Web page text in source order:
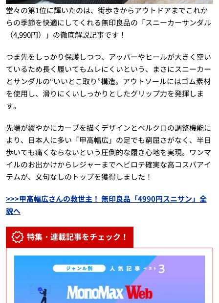
堂々の第1位に輝いたのは、街歩きからアウトドアまでこれか
らの季節を快適にしてくれる無印良品の「スニーカーサンダル
（4,990円）」の徹底解説記事です！
つま先をしっかり保護しつつ、アッパーやヒールが大きく空い
ているため長く履いてもムレにくいという、まさにスニーカー
とサンダルの“いいとこ取り”構造。アウトソールにはゴム素材
を使用し、滑りにくいしっかりとしたグリップ力を発揮しま
す。
先端が緩やかにカーブを描くデザインとベルクロの調整機能に
より、日本人に多い「甲高幅広」の足でも窮屈さがなく、半日
歩いても痛くならないという圧倒的な履き心地を実現。ワンマ
イルのお出かけからレジャーまでヘビロテ確実な高コスパアイ
テムが、文句なしのトップを獲得しました！
>>>甲高幅広さんの救世主！ 無印良品「4990円スニサン」全
貌へ
特集・連載記事をチェック！